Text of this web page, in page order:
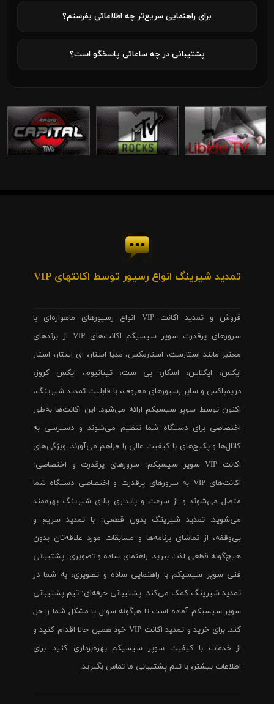
برای راهنمایی سریع‌تر چه اطلاعاتی بفرستم؟
پشتیبانی در چه ساعاتی پاسخگو است؟
تمدید شیرینگ انواع رسیور توسط اکانتهای VIP
فروش و تمدید اکانت VIP انواع رسیورهای ماهواره‌ای با
سرورهای پرقدرت سوپر سیسیکم اکانت‌های VIP از برندهای
معتبر مانند استارست، استارمکس، مدیا استار، ای استار، استار
ایکس، ایکلاس، اسکار، بی ست، تیتانیوم، ایکس کروز،
دریمباکس و سایر رسیورهای معروف، با قابلیت تمدید شیرینگ،
اکنون توسط سوپر سیسیکم ارائه می‌شود. این اکانت‌ها به‌طور
اختصاصی برای دستگاه شما تنظیم می‌شوند و دسترسی به
کانال‌ها و پکیج‌های با کیفیت عالی را فراهم می‌آورند. ویژگی‌های
اکانت VIP سوپر سیسیکم: سرورهای پرقدرت و اختصاصی:
اکانت‌های VIP به سرورهای پرقدرت و اختصاصی دستگاه شما
متصل می‌شوند و از سرعت و پایداری بالای شیرینگ بهره‌مند
می‌شوید. تمدید شیرینگ بدون قطعی: با تمدید سریع و
بی‌وقفه، از تماشای برنامه‌ها و مسابقات مورد علاقه‌تان بدون
هیچ‌گونه قطعی لذت ببرید. راهنمای ساده و تصویری: پشتیبانی
فنی سوپر سیسیکم با راهنمایی ساده و تصویری، به شما در
تمدید شیرینگ کمک می‌کند. پشتیبانی حرفه‌ای: تیم پشتیبانی
سوپر سیسیکم آماده است تا هرگونه سوال یا مشکل شما را حل
کند. برای خرید و تمدید اکانت VIP خود همین حالا اقدام کنید و
از خدمات با کیفیت سوپر سیسیکم بهره‌برداری کنید. برای
اطلاعات بیشتر، با تیم پشتیبانی ما تماس بگیرید.